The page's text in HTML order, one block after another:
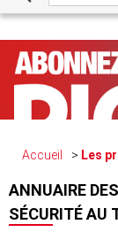
Accueil Les
ANNUAIRE
SÉCURITÉ AU